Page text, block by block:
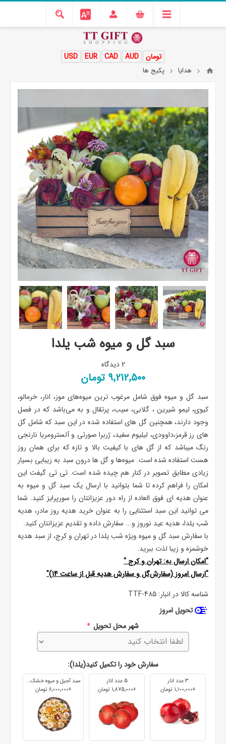
USD EUR CAD AUD تومان
هدایا پکیج ها
سبد گل و میوه شب یلدا
2 دیدگاه
9٬212٬500 تومان
سبد گل و میوه فوق شامل مرغوب ترین میوه‌های موز، انار، خرمالو،
کیوی، لیمو شیرین ، گلابی، سیب، پرتقال و به می‌باشد که در فصل
وجود دارند، همچنین گل های استفاده شده در این سبد که شامل گل
های رز قرمز،داوودی، لیلیوم سفید، ژربرا صورتی و آلسترومریا نارنجی
رنگ میباشد که از گل های با کیفیت بالا و تازه که برای همان روز
هست استفاده شده است. میوه‌ها و گل ها درون سبد به زیبایی بسیار
زیادی مطابق تصویر در کنار هم چیده شده است. تی تی گیفت این
امکان را فراهم کرده تا شما بتوانید با ارسال یک سبد گل و میوه به
عنوان هدیه ای فوق العاده از راه دور عزیزانتان را سورپرایز کنید. شما
می توانید این سبد استثنایی را به عنوان خرید هدیه روز مادر، هدیه
شب یلدا، هدیه عید نوروز و... سفارش داده و تقدیم عزیزانتان کنید.
با سفارش سبد گل و میوه ویژه شب یلدا در تهران و کرج، از سبد هدیه
خوشمزه و زیبا لذت ببرید.
"امکان ارسال به:تهرانوکرج"
"ارسال امروز (سفارش‌گل و سفارش هدیه قبل از ساعت 14)"
شناسه کالا در انبار: TTF-485
تحویل امروز
شهر محل تحویل *
سفارش خود را تکمیل کنید(یلدا):
3 عدد انار
+1٬100٬000 تومان
5 عدد انار
+1٬875٬000 تومان
سبد آجیل و میوه خشک 800 گرمی+باسلوق
+6٬000٬000 تومان